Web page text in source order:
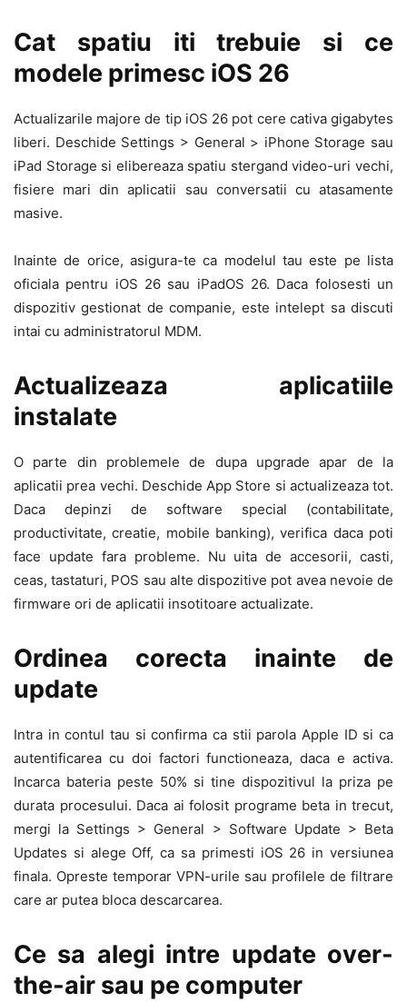
Cat spatiu iti trebuie si ce
modele primesc iOS 26
Actualizarile majore de tip iOS 26 pot cere cativa gigabytes
liberi. Deschide Settings > General > iPhone Storage sau
iPad Storage si elibereaza spatiu stergand video-uri vechi,
fisiere mari din aplicatii sau conversatii cu atasamente
masive.
Inainte de orice, asigura-te ca modelul tau este pe lista
oficiala pentru iOS 26 sau iPadOS 26. Daca folosesti un
dispozitiv gestionat de companie, este intelept sa discuti
intai cu administratorul MDM.
Actualizeaza aplicatiile
instalate
O parte din problemele de dupa upgrade apar de la
aplicatii prea vechi. Deschide App Store si actualizeaza tot.
Daca depinzi de software special (contabilitate,
productivitate, creatie, mobile banking), verifica daca poti
face update fara probleme. Nu uita de accesorii, casti,
ceas, tastaturi, POS sau alte dispozitive pot avea nevoie de
firmware ori de aplicatii insotitoare actualizate.
Ordinea corecta inainte de
update
Intra in contul tau si confirma ca stii parola Apple ID si ca
autentificarea cu doi factori functioneaza, daca e activa.
Incarca bateria peste 50% si tine dispozitivul la priza pe
durata procesului. Daca ai folosit programe beta in trecut,
mergi la Settings > General > Software Update > Beta
Updates si alege Off, ca sa primesti iOS 26 in versiunea
finala. Opreste temporar VPN-urile sau profilele de filtrare
care ar putea bloca descarcarea.
Ce sa alegi intre update over-
the-air sau pe computer